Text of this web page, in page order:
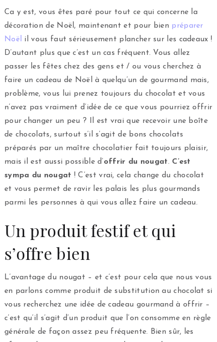
Ca y est, vous êtes paré pour tout ce qui concerne la
décoration de Noël, maintenant et pour bien préparer
Noël
il vous faut sérieusement plancher sur les cadeaux !
D’autant plus que c’est un cas fréquent. Vous allez
passer les fêtes chez des gens et / ou vous cherchez à
faire un cadeau de Noël à quelqu’un de gourmand mais,
problème, vous lui prenez toujours du chocolat et vous
n’avez pas vraiment d’idée de ce que vous pourriez offrir
pour changer un peu ? Il est vrai que recevoir une boîte
de chocolats, surtout s’il s’agit de bons chocolats
préparés par un maître chocolatier fait toujours plaisir,
mais il est aussi possible d’offrir du nougat. C’est
sympa du nougat ! C’est vrai, cela change du chocolat
et vous permet de ravir les palais les plus gourmands
parmi les personnes à qui vous allez faire un cadeau.
Un produit festif et qui
s’offre bien
L’avantage du nougat – et c’est pour cela que nous vous
en parlons comme produit de substitution au chocolat si
vous recherchez une idée de cadeau gourmand à offrir –
c’est qu’il s’agit d’un produit que l’on consomme en règle
générale de façon assez peu fréquente. Bien sûr, les